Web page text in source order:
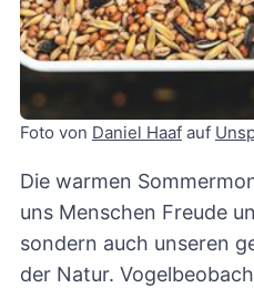
Foto von Daniel Haaf auf
Die warmen
uns Menschen Freude
sondern auch unseren
der Natur.